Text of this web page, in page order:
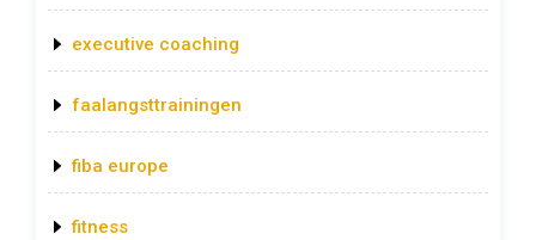
executive coaching
faalangsttrainingen
fiba europe
fitness